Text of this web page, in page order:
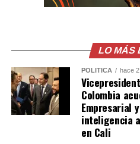
relaciones diplomáticas.
Sheinbaum también indicó
un avión militar y calificó la
como «una acción de buena
Keiko Fujimori.
LO MÁS
POLÍTICA hace
Colombia
Empresarial
inteligencia
en Cali